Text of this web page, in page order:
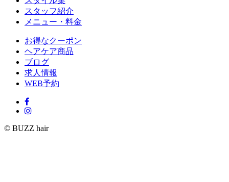
スタッフ紹介
メニュー・料金
お得なクーポン
ヘアケア商品
ブログ
求人情報
WEB予約
© BUZZ hair